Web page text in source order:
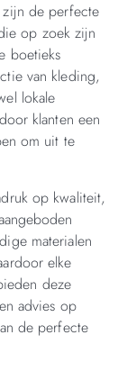
zijn de perfecte
op zoek zijn
boetieks
van kleding,
lokale
klanten een
om uit te
op kwaliteit,
materialen
elke
deze
advies op
de perfecte